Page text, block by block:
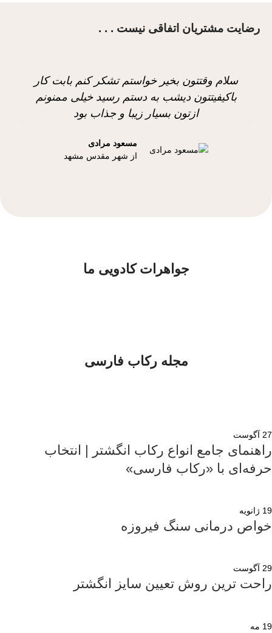
رضایت مشتریان اتفاقی نیست . . .
سلام وقتتون بخیر خواستم تشکر کنم بابت کار
باکیفیتتون دیشب به دستم رسید خیلی ممنونم
ازتون بسیار زیبا و جذاب بود
مسعود مرادی
از شهر مقدس مشهد
جواهرات کادویی ما
مجله رکاب فارسی
27 آگوست
راهنمای جامع انواع رکاب انگشتر | انتخاب
حرفه‌ای با «رکاب فارسی»
19 ژانویه
خواص درمانی سنگ فیروزه
29 آگوست
راحت ترین روش تعیین سایز انگشتر
19 مه